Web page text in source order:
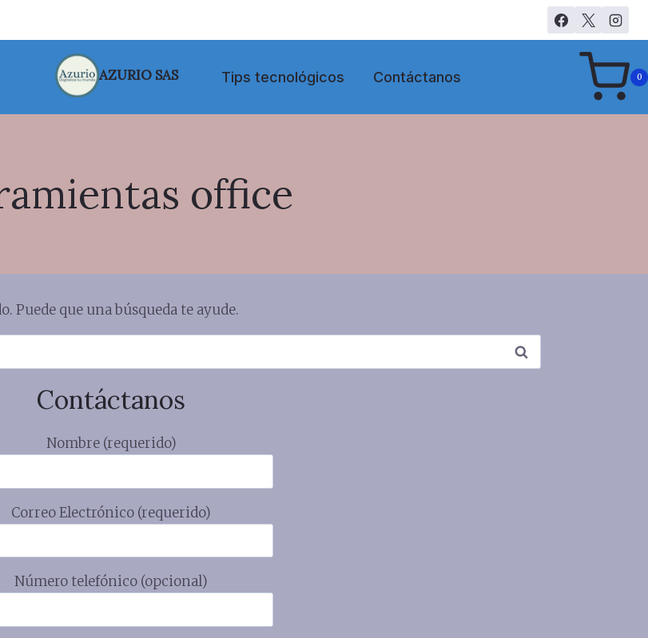
AZURIO SAS Tips tecnológicos Contáctanos 0
office
Puede que una búsqueda te ayude.
Contáctanos
Nombre (requerido)
Correo Electrónico (requerido)
Número telefónico (opcional)